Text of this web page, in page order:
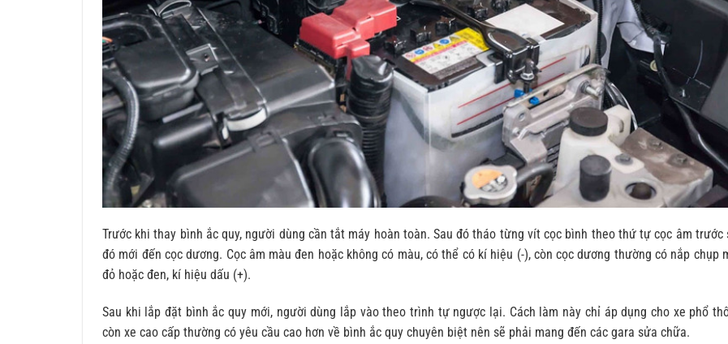
Trước khi thay bình ắc quy, người dùng cần tắt máy hoàn toàn. Sau đó tháo từng vít cọc bình theo thứ tự cọc âm trước
đó mới đến cọc dương. Cọc âm màu đen hoặc không có màu, có thể có kí hiệu (-), còn cọc dương thường có nắp chụp
đỏ hoặc đen, kí hiệu dấu (+).
Sau khi lắp đặt bình ắc quy mới, người dùng lắp vào theo trình tự ngược lại. Cách làm này chỉ áp dụng cho xe phổ
còn xe cao cấp thường có yêu cầu cao hơn về bình ắc quy chuyên biệt nên sẽ phải mang đến các gara sửa chữa.